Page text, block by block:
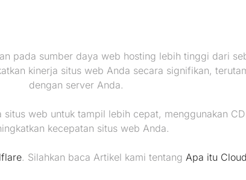
pada sumber daya web hosting lebih tinggi dari
kinerja situs web Anda secara signifikan,
dengan server Anda.
web untuk tampil lebih cepat, menggunakan
kecepatan situs web Anda.
. Silahkan baca Artikel kami tentang Apa itu